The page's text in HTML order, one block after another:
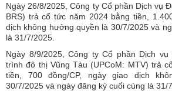
Ngày 26/8/2025, Công ty Cổ phần Dịch vụ
BRS) trả cổ tức năm 2024 bằng tiền,
dịch không hưởng quyền là 30/7/2025 và
là 31/7/2025.
Ngày 8/9/2025, Công ty Cổ phần Dịch
trình đô thị Vũng Tàu (UPCoM: MTV) trả
tiền, 700 đồng/CP, ngày giao dịch
30/7/2025 và ngày đăng ký cuối cùng là 31/